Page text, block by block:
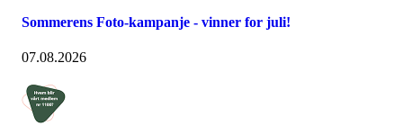
Sommerens Foto-kampanje - vinner for juli!
07.08.2026